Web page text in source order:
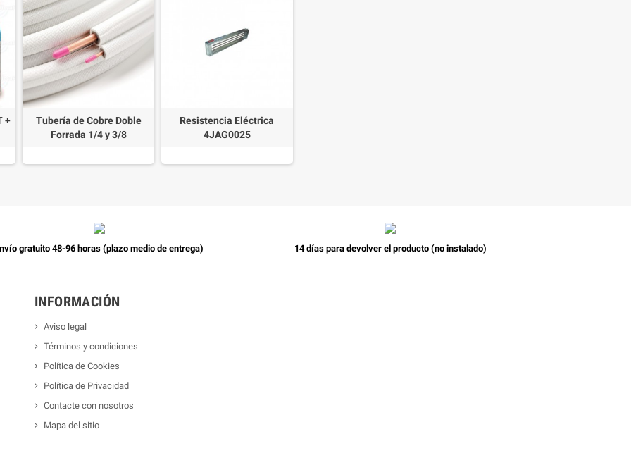
+
Tubería de Cobre Doble
Forrada 1/4 y 3/8
Resistencia Eléctrica
4JAG0025
gratuito 48-96 horas (plazo medio de entrega) 14 días para devolver el producto (no instalado)
INFORMACIÓN
Aviso legal
Términos y condiciones
Política de Cookies
Política de Privacidad
Contacte con nosotros
Mapa del sitio